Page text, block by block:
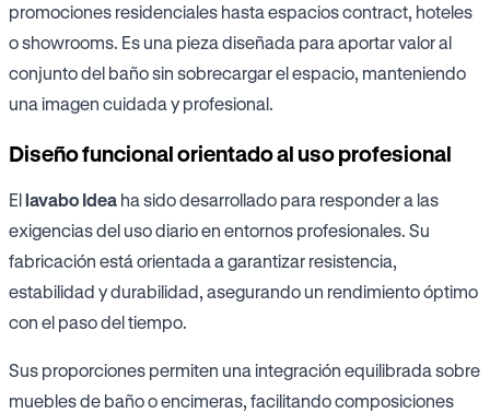
promociones residenciales hasta espacios contract, hoteles
o showrooms. Es una pieza diseñada para aportar valor al
conjunto del baño sin sobrecargar el espacio, manteniendo
una imagen cuidada y profesional.
Diseño funcional orientado al uso profesional
Ellavabo Idea ha sido desarrollado para responder a las
exigencias del uso diario en entornos profesionales. Su
fabricación está orientada a garantizar resistencia,
estabilidad y durabilidad, asegurando un rendimiento óptimo
con el paso del tiempo.
Sus proporciones permiten una integración equilibrada sobre
muebles de baño o encimeras, facilitando composiciones